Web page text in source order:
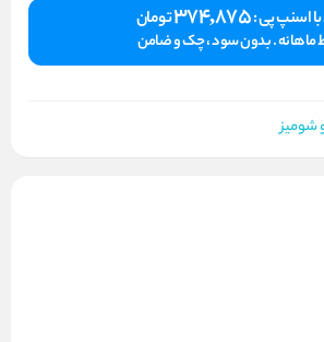
اسنپ پی :374,875تومان
ماهانه . بدون سود ، چک و ضامن
شومیز